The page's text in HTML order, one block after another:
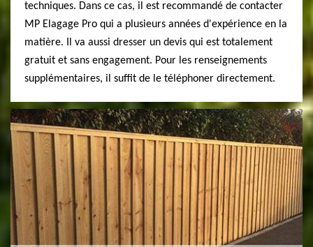
techniques. Dans ce cas, il est recommandé de contacter
MP Elagage Pro qui a plusieurs années d'expérience en la
matière. Il va aussi dresser un devis qui est totalement
gratuit et sans engagement. Pour les renseignements
supplémentaires, il suffit de le téléphoner directement.